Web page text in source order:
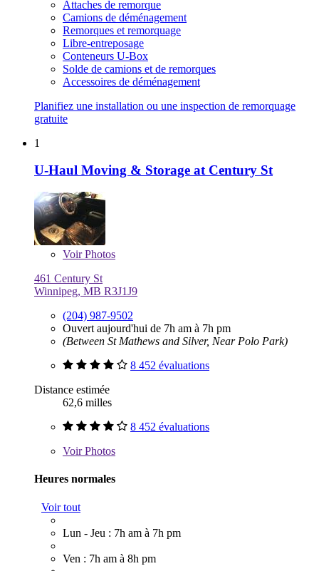
Attaches de remorque
Camions de déménagement
Remorques et remorquage
Libre-entreposage
Conteneurs U-Box
Solde de camions et de remorques
Accessoires de déménagement
Planifiez une installation ou une inspection de remorquage
gratuite
1
U-Haul Moving & Storage at Century St
VoirPhotos
461 Century St
Winnipeg, MB R3J1J9
(204) 987-9502
Ouvert aujourd'hui de 7h am à 7h pm
(Between St Mathews and Silver, Near Polo Park)
8 452 évaluations
Distance estimée
62,6 milles
8 452 évaluations
VoirPhotos
Heures normales
Voir tout
Lun - Jeu : 7h am à 7h pm
Ven : 7h am à 8h pm